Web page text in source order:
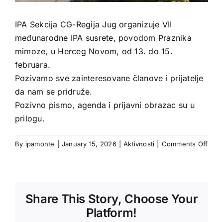
IPA Sekcija CG-Regija Jug organizuje VII
međunarodne IPA susrete, povodom Praznika
mimoze, u Herceg Novom, od 13. do 15.
februara.
Pozivamo sve zainteresovane članove i prijatelje
da nam se pridruže.
Pozivno pismo, agenda i prijavni obrazac su u
prilogu.
By ipamonte January 15, 2026 Aktivnosti Comments Offon
Share This Story, Choose Your
Platform!